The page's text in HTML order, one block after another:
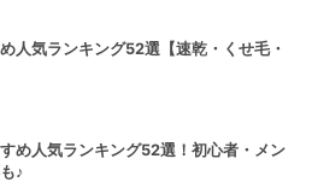
人気ランキング52選【速乾・くせ毛・
め人気ランキング52選！初心者・メン
♪